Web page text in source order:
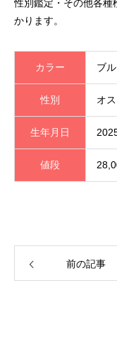
性別鑑定・その他各
かります。
カラー ブ
性別 オス
生年月日
値段
前の記事